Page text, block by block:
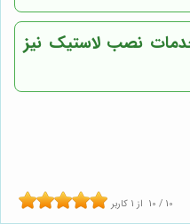
نصب لاستیک نیز
10 / 10 از 1 کاربر